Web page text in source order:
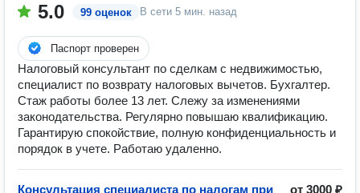
5.0 99 оценок В сети 5 мин. назад
Паспорт проверен
Налоговый консультант по сделкам с недвижимостью,
специалист по возврату налоговых вычетов. Бухгалтер.
Стаж работы более 13 лет. Слежу за изменениями
законодательства. Регулярно повышаю квалификацию.
Гарантирую спокойствие, полную конфиденциальность и
порядок в учете. Работаю удаленно.
Консультация специалиста по налогам при
от 3000 ₽